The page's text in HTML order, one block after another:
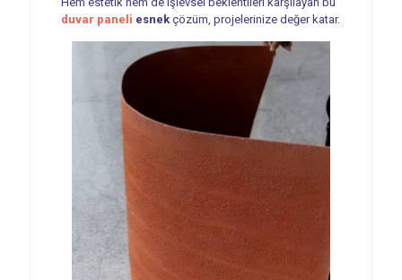
duvar paneli esnekçözüm, projelerinize değer katar.